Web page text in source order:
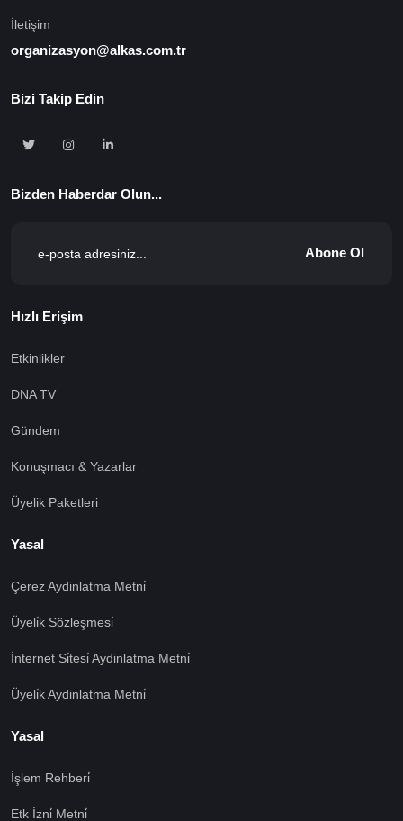
İletişim
organizasyon@alkas.com.tr
Bizi Takip Edin
Bizden Haberdar Olun...
Abone Ol
Hızlı Erişim
Etkinlikler
DNA TV
Gündem
Konuşmacı & Yazarlar
Üyelik Paketleri
Yasal
Çerez Aydinlatma Metni̇
Üyeli̇k Sözleşmesi̇
İnternet Si̇tesi̇ Aydinlatma Metni̇
Üyeli̇k Aydinlatma Metni̇
Yasal
İşlem Rehberi̇
Etk İzni̇ Metni̇